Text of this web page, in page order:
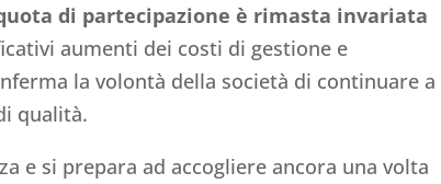
di partecipazione è rimasta invariata
aumenti dei costi di gestione e
la volontà della società di continuare a
qualità.
e si prepara ad accogliere ancora una volta